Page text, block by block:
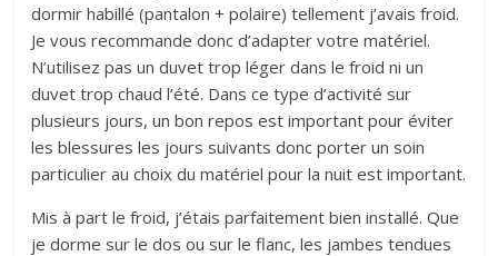
dormir habillé (pantalon + polaire) tellement j’avais froid.
Je vous recommande donc d’adapter votre matériel.
N’utilisez pas un duvet trop léger dans le froid ni un
duvet trop chaud l’été. Dans ce type d’activité sur
plusieurs jours, un bon repos est important pour éviter
les blessures les jours suivants donc porter un soin
particulier au choix du matériel pour la nuit est important.
Mis à part le froid, j’étais parfaitement bien installé. Que
je dorme sur le dos ou sur le flanc, les jambes tendues